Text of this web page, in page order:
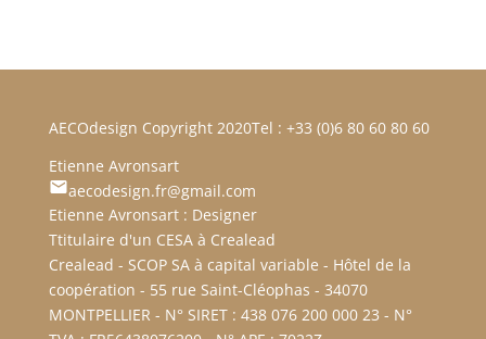
AECOdesign Copyright 2020
Etienne Avronsart
Tel : +33 (0)6 80 60 80 60
aecodesign.fr@gmail.com
Etienne Avronsart : Designer
Ttitulaire d'un CESA à Crealead
Crealead - SCOP SA à capital variable - Hôtel de la
coopération - 55 rue Saint-Cléophas - 34070
MONTPELLIER - N° SIRET : 438 076 200 000 23 - N°